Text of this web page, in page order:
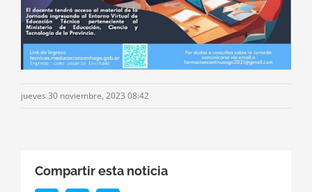
jueves 30 noviembre, 2023 08:42
Compartir esta noticia